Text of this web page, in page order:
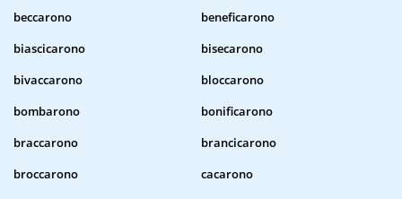
beccarono
beneficarono
biascicarono
bisecarono
bivaccarono
bloccarono
bombarono
bonificarono
braccarono
brancicarono
broccarono
cacarono